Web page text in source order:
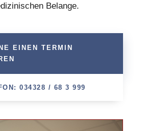
Belange.
EINEN TERMIN
034328 / 68 3 999